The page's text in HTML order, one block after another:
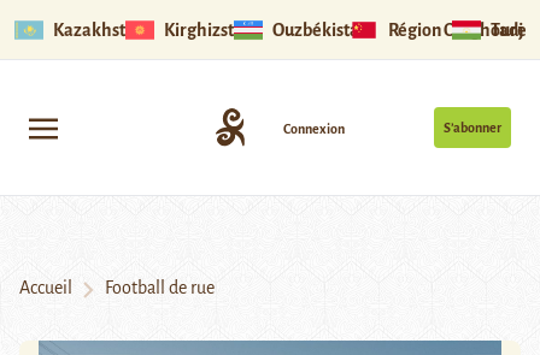
Kazakhstan Kirghizstan Ouzbékistan Région Ouïghoure
S’abonner
Connexion
Accueil Football de rue